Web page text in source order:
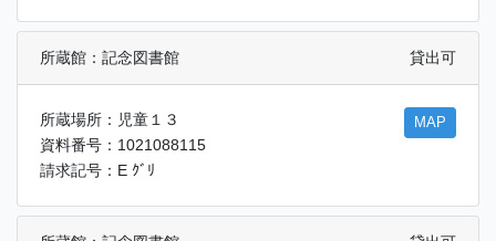
所蔵館：記念図書館 貸出可
所蔵場所：児童１３
資料番号：1021088115
請求記号：E ｸﾞﾘ
MAP